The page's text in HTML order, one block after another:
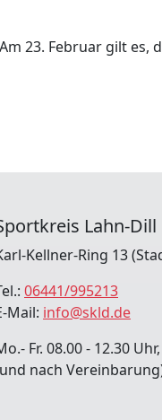
23. Februar gilt es,
Lahn-Dill
Kellner-Ring 13
06441/995213
Mail: info@skld.de
Fr. 08.00 - 12.30 Uhr,
nach